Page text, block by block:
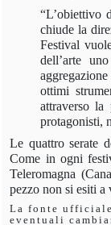
“L’obiettivo
chiude la
Festival
dell’arte
ottimi
attraverso
protagonisti,
Le quattro serate
Come in ogni
Teleromagna
pezzo non si esiti
La fonte
eventuali